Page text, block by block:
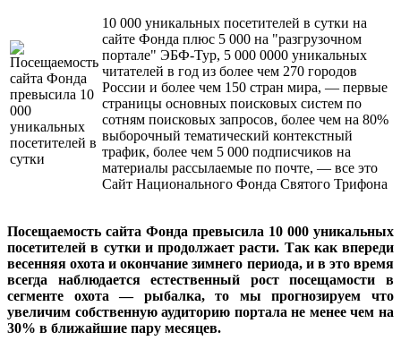
10 000 уникальных посетителей в сутки на
сайте Фонда плюс 5 000 на "разгрузочном
портале" ЭБФ-Тур, 5 000 0000 уникальных
читателей в год из более чем 270 городов
России и более чем 150 стран мира, — первые
страницы основных поисковых систем по
сотням поисковых запросов, более чем на 80%
выборочный тематический контекстный
трафик, более чем 5 000 подписчиков на
материалы рассылаемые по почте, — все это
Сайт Национального Фонда Святого Трифона
Посещаемость сайта Фонда превысила 10 000 уникальных
посетителей в сутки и продолжает расти. Так как впереди
весенняя охота и окончание зимнего периода, и в это время
всегда наблюдается естественный рост посещамости в
сегменте охота — рыбалка, то мы прогнозируем что
увеличим собственную аудиторию портала не менее чем на
30% в ближайшие пару месяцев.